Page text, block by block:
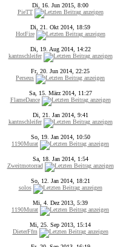
Di, 16. Jun 2015, 8:00
PieTT
Di, 21. Okt 2014, 18:59
HotFire
Di, 19. Aug 2014, 14:22
kantnschleifer
Fr, 20. Jun 2014, 22:25
Perseus
Sa, 15. März 2014, 11:27
FlameDance
Di, 21. Jan 2014, 9:41
kantnschleifer
So, 19. Jan 2014, 10:50
1190Murat
Sa, 18. Jan 2014, 1:54
Zweitmotorrad
So, 12. Jan 2014, 18:21
solos
Mi, 4. Dez 2013, 5:39
1190Murat
Mi, 25. Sep 2013, 15:14
DieterFfm